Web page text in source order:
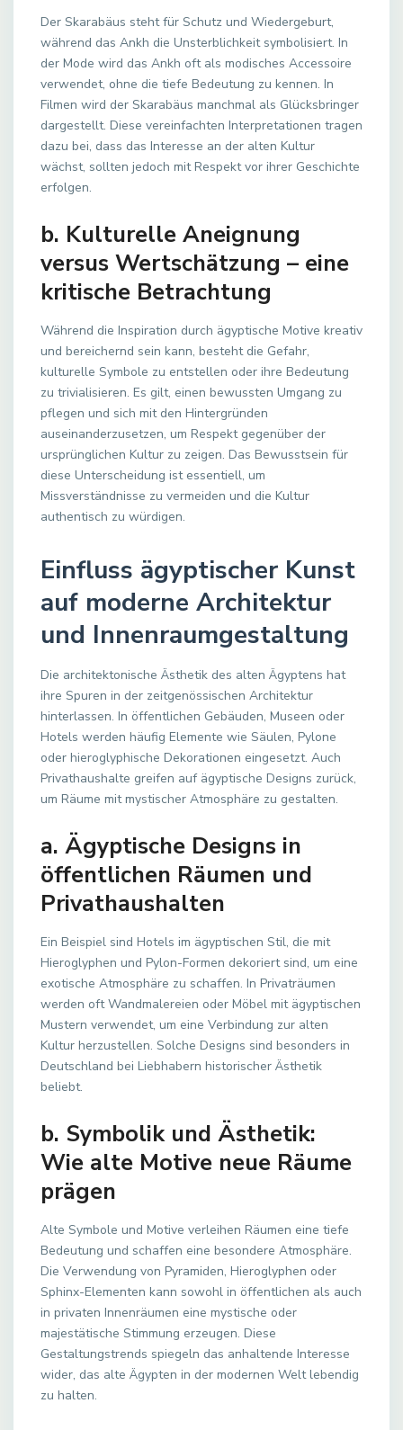
Der Skarabäus steht für Schutz und Wiedergeburt,
während das Ankh die Unsterblichkeit symbolisiert. In
der Mode wird das Ankh oft als modisches Accessoire
verwendet, ohne die tiefe Bedeutung zu kennen. In
Filmen wird der Skarabäus manchmal als Glücksbringer
dargestellt. Diese vereinfachten Interpretationen tragen
dazu bei, dass das Interesse an der alten Kultur
wächst, sollten jedoch mit Respekt vor ihrer Geschichte
erfolgen.
b. Kulturelle Aneignung
versus Wertschätzung – eine
kritische Betrachtung
Während die Inspiration durch ägyptische Motive kreativ
und bereichernd sein kann, besteht die Gefahr,
kulturelle Symbole zu entstellen oder ihre Bedeutung
zu trivialisieren. Es gilt, einen bewussten Umgang zu
pflegen und sich mit den Hintergründen
auseinanderzusetzen, um Respekt gegenüber der
ursprünglichen Kultur zu zeigen. Das Bewusstsein für
diese Unterscheidung ist essentiell, um
Missverständnisse zu vermeiden und die Kultur
authentisch zu würdigen.
Einfluss ägyptischer Kunst
auf moderne Architektur
und Innenraumgestaltung
Die architektonische Ästhetik des alten Ägyptens hat
ihre Spuren in der zeitgenössischen Architektur
hinterlassen. In öffentlichen Gebäuden, Museen oder
Hotels werden häufig Elemente wie Säulen, Pylone
oder hieroglyphische Dekorationen eingesetzt. Auch
Privathaushalte greifen auf ägyptische Designs zurück,
um Räume mit mystischer Atmosphäre zu gestalten.
a. Ägyptische Designs in
öffentlichen Räumen und
Privathaushalten
Ein Beispiel sind Hotels im ägyptischen Stil, die mit
Hieroglyphen und Pylon-Formen dekoriert sind, um eine
exotische Atmosphäre zu schaffen. In Privaträumen
werden oft Wandmalereien oder Möbel mit ägyptischen
Mustern verwendet, um eine Verbindung zur alten
Kultur herzustellen. Solche Designs sind besonders in
Deutschland bei Liebhabern historischer Ästhetik
beliebt.
b. Symbolik und Ästhetik:
Wie alte Motive neue Räume
prägen
Alte Symbole und Motive verleihen Räumen eine tiefe
Bedeutung und schaffen eine besondere Atmosphäre.
Die Verwendung von Pyramiden, Hieroglyphen oder
Sphinx-Elementen kann sowohl in öffentlichen als auch
in privaten Innenräumen eine mystische oder
majestätische Stimmung erzeugen. Diese
Gestaltungstrends spiegeln das anhaltende Interesse
wider, das alte Ägypten in der modernen Welt lebendig
zu halten.